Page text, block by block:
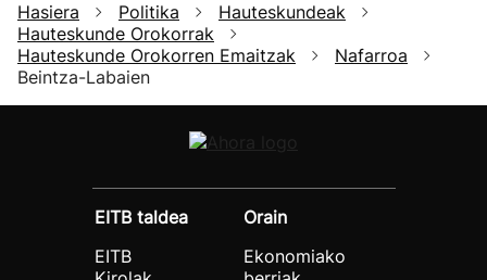
Hasiera Politika
Hauteskundeak
Hauteskunde Orokorrak
Hauteskunde Orokorren Emaitzak
Nafarroa
Beintza-Labaien
EITB taldea
EITB
Orain
Ekonomiako